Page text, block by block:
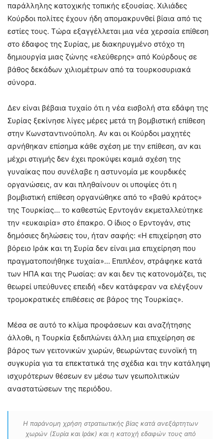
παράλληλης κατοχικής τοπικής εξουσίας. Χιλιάδες
Κούρδοι πολίτες έχουν ήδη απομακρυνθεί βίαια από τις
εστίες τους. Τώρα εξαγγέλλεται μια νέα χερσαία επίθεση
στο έδαφος της Συρίας, με διακηρυγμένο στόχο τη
δημιουργία μιας ζώνης «ελεύθερης» από Κούρδους σε
βάθος δεκάδων χιλιομέτρων από τα τουρκοσυριακά
σύνορα.
Δεν είναι βέβαια τυχαίο ότι η νέα εισβολή στα εδάφη της
Συρίας ξεκίνησε λίγες μέρες μετά τη βομβιστική επίθεση
στην Κωνσταντινούπολη. Αν και οι Κούρδοι μαχητές
αρνήθηκαν επίσημα κάθε σχέση με την επίθεση, αν και
μέχρι στιγμής δεν έχει προκύψει καμιά σχέση της
γυναίκας που συνέλαβε η αστυνομία με κουρδικές
οργανώσεις, αν και πληθαίνουν οι υποψίες ότι η
βομβιστική επίθεση οργανώθηκε από το «βαθύ κράτος»
της Τουρκίας… το καθεστώς Ερντογάν εκμεταλλεύτηκε
την «ευκαιρία» στο έπακρο. Ο ίδιος ο Ερντογάν, στις
δημόσιες δηλώσεις του, ήταν σαφής: «Η επιχείρηση στο
βόρειο Ιράκ και τη Συρία δεν είναι μια επιχείρηση που
πραγματοποιήθηκε τυχαία»… Επιπλέον, στράφηκε κατά
των ΗΠΑ και της Ρωσίας: αν και δεν τις κατονομάζει, τις
θεωρεί υπεύθυνες επειδή «δεν κατάφεραν να ελέγξουν
τρομοκρατικές επιθέσεις σε βάρος της Τουρκίας».
Μέσα σε αυτό το κλίμα προφάσεων και αναζήτησης
άλλοθι, η Τουρκία ξεδιπλώνει άλλη μια επιχείρηση σε
βάρος των γειτονικών χωρών, θεωρώντας ευνοϊκή τη
συγκυρία για τα επεκτατικά της σχέδια και την κατάληψη
ισχυρότερων θέσεων εν μέσω των γεωπολιτικών
αναστατώσεων της περιόδου.
Η παράνομη χρήση στρατιωτικής βίας κατά ανεξάρτητων
χωρών (Συρία και Ιράκ) και η κατοχή εδαφών τους από